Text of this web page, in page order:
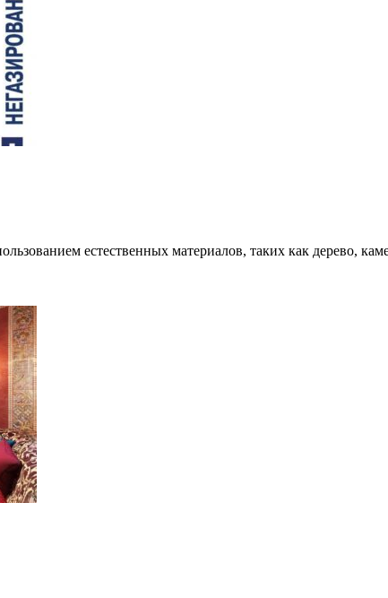
естественных материалов, таких как дерево,